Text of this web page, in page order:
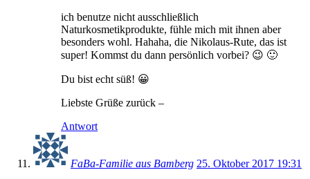
ich benutze nicht ausschließlich
Naturkosmetikprodukte, fühle mich mit ihnen aber
besonders wohl. Hahaha, die Nikolaus-Rute, das ist
super! Kommst du dann persönlich vorbei? 😉 🙂
Du bist echt süß! 😀
Liebste Grüße zurück –
Antwort
FaBa-Familie aus Bamberg 25. Oktober 2017 19:31